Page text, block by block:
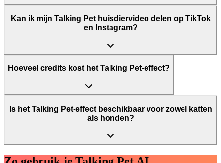
Kan ik mijn Talking Pet huisdiervideo delen op TikTok
en Instagram?
Hoeveel credits kost het Talking Pet-effect?
Is het Talking Pet-effect beschikbaar voor zowel katten
als honden?